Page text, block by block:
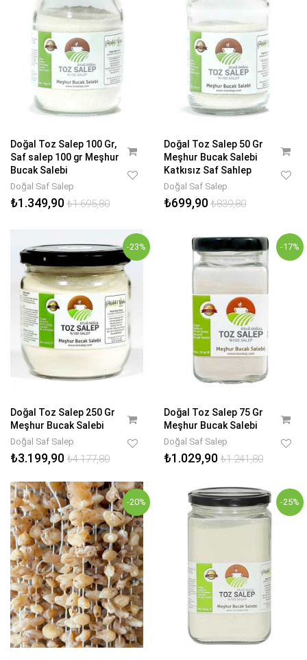
Doğal Toz Salep 100 Gr,
Saf salep 100 gr Meşhur
Bucak Salebi
Doğal Saf Salep
₺1.349,90₺1.695,80
Doğal Toz Salep 50 Gr
Meşhur Bucak Salebi
Katkısız Saf Sahlep
Doğal Saf Salep
₺699,90₺839,80
-23%
Doğal Toz Salep 250 Gr
Meşhur Bucak Salebi
Doğal Saf Salep
₺3.199,90₺4.177,80
-17%
Doğal Toz Salep 75 Gr
Meşhur Bucak Salebi
Doğal Saf Salep
₺1.029,90₺1.241,80
-20% -25%